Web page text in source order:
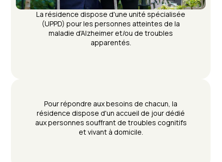
La résidence dispose d'une unité spécialisée
(UPPD) pour les personnes atteintes de la
maladie d'Alzheimer et/ou de troubles
apparentés.
Pour répondre aux besoins de chacun, la
résidence dispose d'un accueil de jour dédié
aux personnes souffrant de troubles cognitifs
et vivant à domicile.